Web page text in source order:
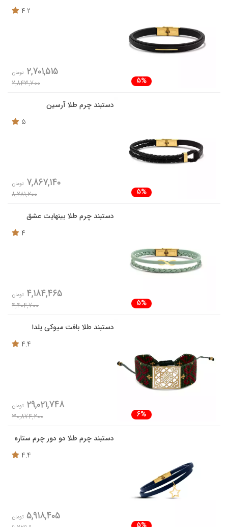
4.2
5%
2,701,515 تومان
2,843,700
دستبند چرم طلا آرسین
5
5%
7,867,140 تومان
8,281,200
دستبند چرم طلا بینهایت عشق
4
5%
4,184,465 تومان
4,404,700
دستبند طلا بافت میوکی یلدا
4.4
6%
29,021,748 تومان
30,874,200
دستبند چرم طلا دو دور چرم ستاره
4.4
5,918,405 تومان